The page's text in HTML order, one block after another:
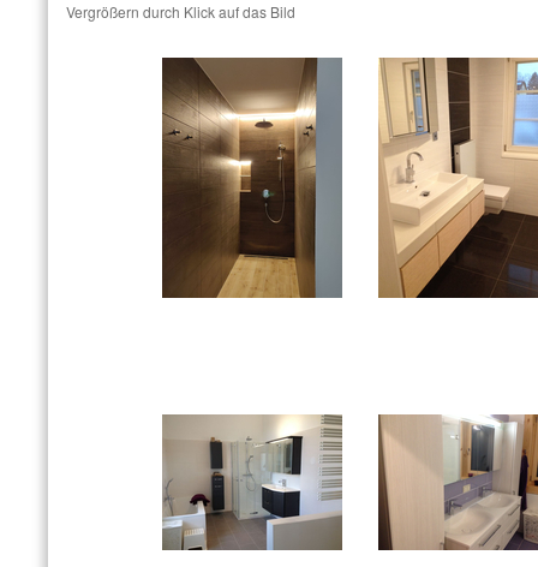
Vergrößern durch Klick auf das Bild